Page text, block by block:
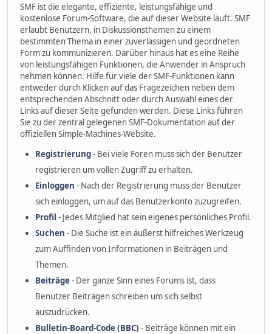
SMF ist die elegante, effiziente, leistungsfähige und
kostenlose Forum-Software, die auf dieser Website läuft. SMF
erlaubt Benutzern, in Diskussionsthemen zu einem
bestimmten Thema in einer zuverlässigen und geordneten
Form zu kommunizieren. Darüber hinaus hat es eine Reihe
von leistungsfähigen Funktionen, die Anwender in Anspruch
nehmen können. Hilfe für viele der SMF-Funktionen kann
entweder durch Klicken auf das Fragezeichen neben dem
entsprechenden Abschnitt oder durch Auswahl eines der
Links auf dieser Seite gefunden werden. Diese Links führen
Sie zu der zentral gelegenen SMF-Dokumentation auf der
offiziellen Simple-Machines-Website.
Registrierung- Bei viele Foren muss sich der Benutzer
registrieren um vollen Zugriff zu erhalten.
Einloggen - Nach der Registrierung muss der Benutzer
sich einloggen, um auf das Benutzerkonto zuzugreifen.
Profil - Jedes Mitglied hat sein eigenes persönliches Profil.
Suchen - Die Suche ist ein äußerst hilfreiches Werkzeug
zum Auffinden von Informationen in Beiträgen und
Themen.
Beiträge- Der ganze Sinn eines Forums ist, dass
Benutzer Beiträgen schreiben um sich selbst
auszudrücken.
Bulletin-Board-Code (BBC) - Beiträge können mit ein